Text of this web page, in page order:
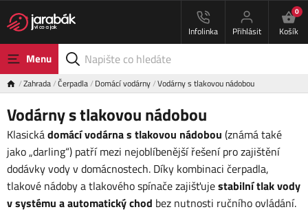
Infolinka Přihlásit
0
Košík
Menu
Zahrada Čerpadla Domácí vodárny Vodárny s tlakovou nádobou
Vodárny s tlakovou nádobou
Klasickádomácí vodárna s tlakovou nádobou (známá také
jako „darling“) patří mezi nejoblíbenější řešení pro zajištění
dodávky vody v domácnostech. Díky kombinaci čerpadla,
tlakové nádoby a tlakového spínače zajišťujestabilní tlak vody
v systému a automatický chod bez nutnosti ručního ovládání.